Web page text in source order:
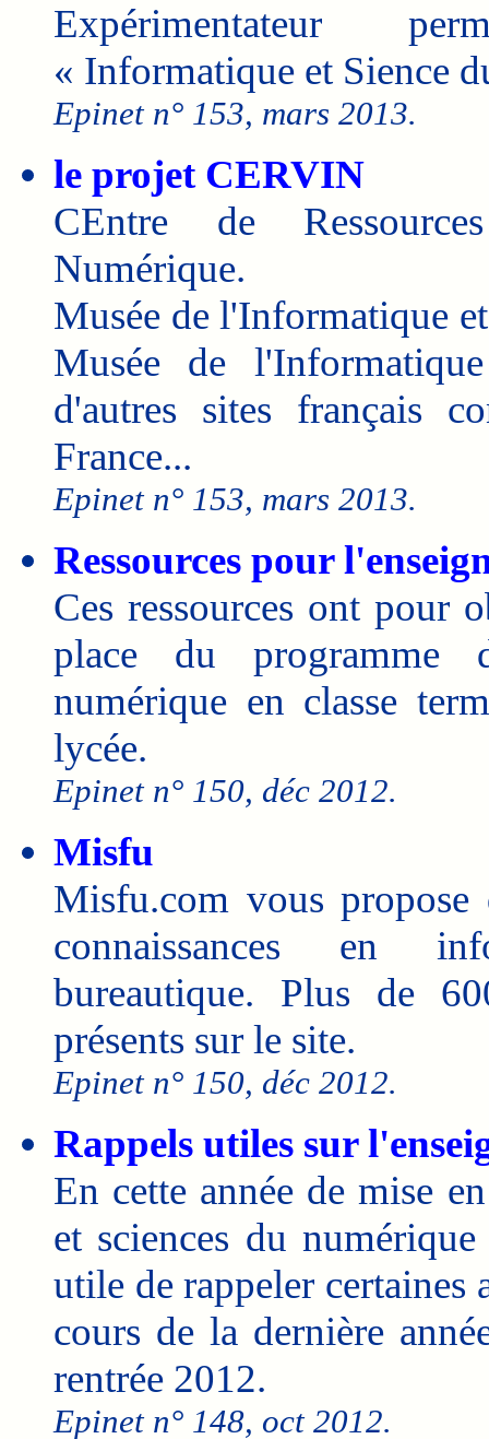
Expérimentateur
« Informatique et Sience
Epinet n° 153, mars 2013.
le projet CERVIN
CEntre de
Numérique.
Musée de l'Informatique
Musée de
d'autres sites français
France...
Epinet n° 153, mars 2013.
Ressources pour
Ces ressources ont pour
place du programme
numérique en classe
lycée.
Epinet n° 150, déc 2012.
Misfu
Misfu.com vous
connaissances en
bureautique. Plus de
présents sur le site.
Epinet n° 150, déc 2012.
Rappels utiles sur
En cette année de mise
et sciences du
utile de rappeler certaines
cours de la dernière
rentrée 2012.
Epinet n° 148, oct 2012.